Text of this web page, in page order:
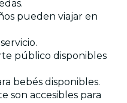
pueden viajar en
público disponibles
bebés disponibles.
son accesibles para